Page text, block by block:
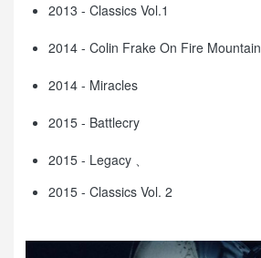
2013 - Classics Vol.1
2014 - Colin Frake On Fire Mountain
2014 - Miracles
2015 - Battlecry
2015 - Legacy 、
2015 - Classics Vol. 2